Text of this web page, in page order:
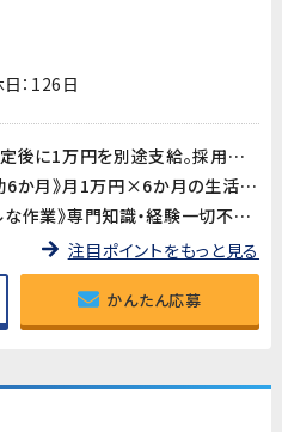
：126日
《内定祝金1万円》入社日確定後に1万円を別途支給。採用決定のお祝いです♪
《入寮者限定・生活支援補助6か月》月1万円×6か月の生活支援補助あり。地方からの移住も安心です※入寮者限定
《手順通りに進めるシンプルな作業》専門知識・経験一切不要。決まった手順に沿って作業を進めるため、未経験の方でも約2か月でひとり立ちできます。
注目ポイントをもっと見る
かんたん応募